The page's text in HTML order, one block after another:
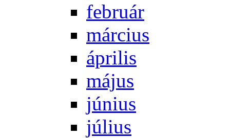
feb­ru­ár
már­ci­us
áp­ri­lis
má­jus
jú­ni­us
jú­li­us